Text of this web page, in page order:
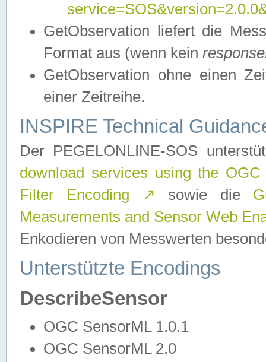
GetObservation liefert die
Format aus (wenn kein
GetObservation ohne einen
einer Zeitreihe.
INSPIRE Technical
Der PEGELONLINE-SOS
download services using the
Filter Encoding
↗ sowie die
Measurements and Sensor Web
Enkodieren von Messwerten
Unterstützte Encodings
DescribeSensor
OGC SensorML 1.0.1
OGC SensorML 2.0